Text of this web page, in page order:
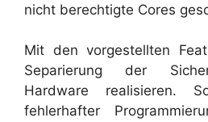
nicht berechtigte Cores
Mit den vorgestellten
Separierung der
Hardware realisieren.
fehlerhafter